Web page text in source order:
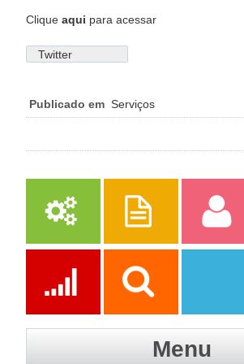
Clique aqui para acessar
Twitter
Publicado em Serviços
Serviços Publicações Servidor
Menu